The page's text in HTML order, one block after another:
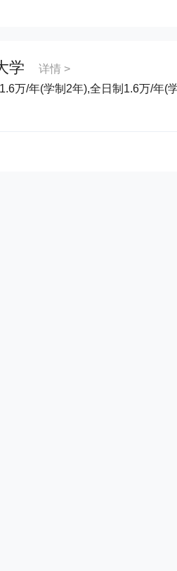
学
详情 >
万/年(学制2年),全日制1.6万/年(